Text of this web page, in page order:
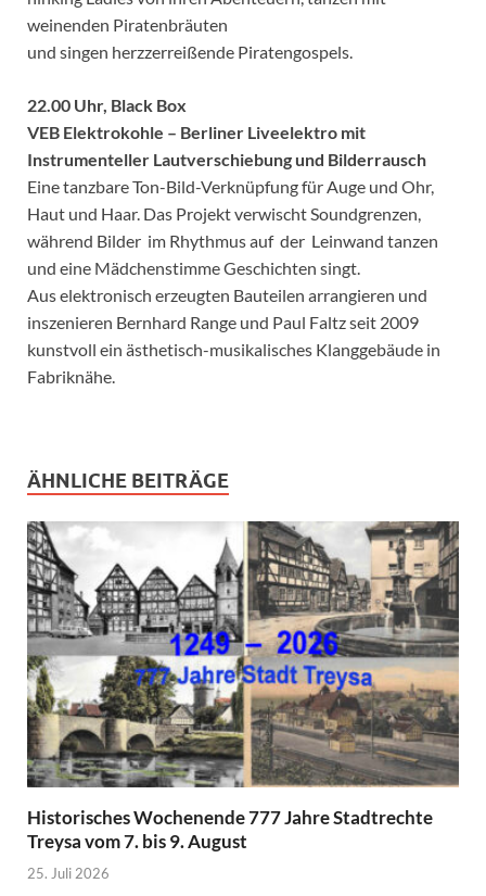
weinenden Piratenbräuten
und singen herzzerreißende Piratengospels.
22.00 Uhr, Black Box
VEB Elektrokohle – Berliner Liveelektro mit
Instrumenteller Lautverschiebung und Bilderrausch
Eine tanzbare Ton-Bild-Verknüpfung für Auge und Ohr,
Haut und Haar. Das Projekt verwischt Soundgrenzen,
während Bilder im Rhythmus auf der Leinwand tanzen
und eine Mädchenstimme Geschichten singt.
Aus elektronisch erzeugten Bauteilen arrangieren und
inszenieren Bernhard Range und Paul Faltz seit 2009
kunstvoll ein ästhetisch-musikalisches Klanggebäude in
Fabriknähe.
ÄHNLICHE BEITRÄGE
Historisches Wochenende 777 Jahre Stadtrechte
Treysa vom 7. bis 9. August
25. Juli 2026